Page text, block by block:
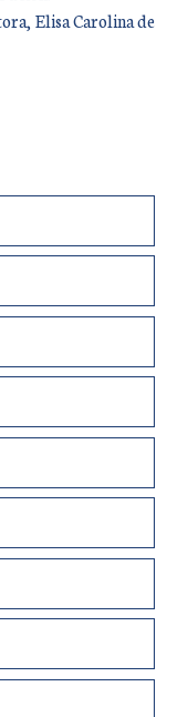
Elisa Carolina de